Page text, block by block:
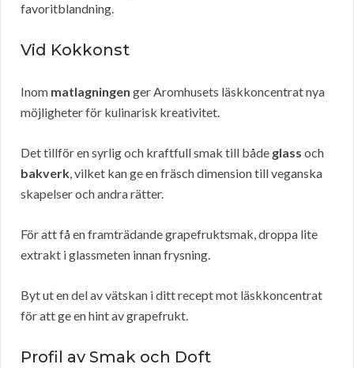
favoritblandning.
Vid Kokkonst
Inom matlagningen ger Aromhusets läskkoncentrat nya
möjligheter för kulinarisk kreativitet.
Det tillför en syrlig och kraftfull smak till både glass och
bakverk, vilket kan ge en fräsch dimension till veganska
skapelser och andra rätter.
För att få en framträdande grapefruktsmak, droppa lite
extrakt i glassmeten innan frysning.
Byt ut en del av vätskan i ditt recept mot läskkoncentrat
för att ge en hint av grapefrukt.
Profil av Smak och Doft